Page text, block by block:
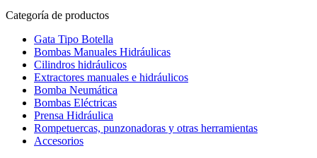
Categoría de productos
Gata Tipo Botella
Bombas Manuales Hidráulicas
Cilindros hidráulicos
Extractores manuales e hidráulicos
Bomba Neumática
Bombas Eléctricas
Prensa Hidráulica
Rompetuercas, punzonadoras y otras herramientas
Accesorios